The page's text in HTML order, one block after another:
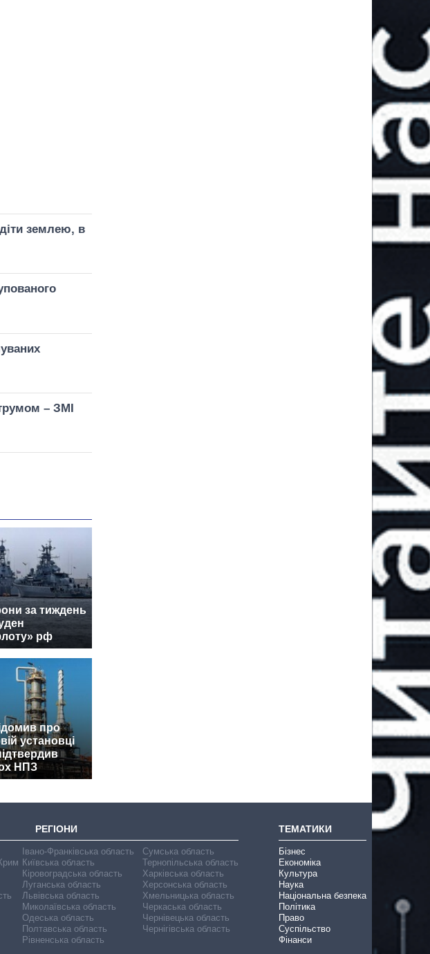
землею, в
– ЗМІ
за тиждень
рф
про
установці
НПЗ
РЕГІОНИ
Івано-Франківська область
Київська область
Кіровоградська область
Луганська область
Львівська область
Миколаївська область
Одеська область
Полтавська область
Рівненська область
Сумська область
Тернопільська область
Харківська область
Херсонська область
Хмельницька область
Черкаська область
Чернівецька область
Чернігівська область
ТЕМАТИКИ
Бізнес
Економіка
Культура
Наука
Національна безпека
Політика
Право
Суспільство
Фінанси